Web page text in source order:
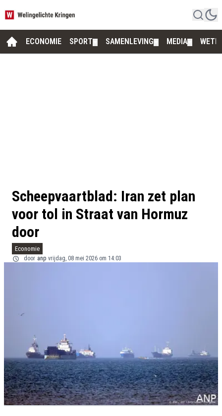
ECONOMIE SPORT SAMENLEVING MEDIA
Scheepvaartblad: Iran zet plan
voor tol in Straat van Hormuz
door
Economie
door anp vrijdag, 08 mei 2026 om 14:03